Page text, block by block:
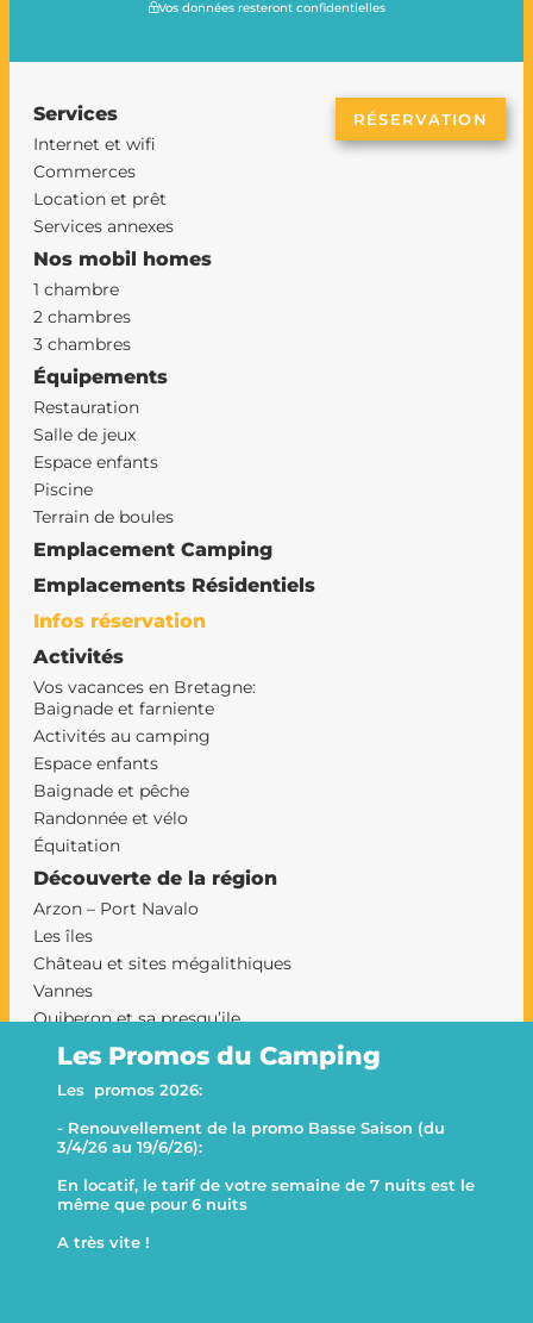
Les Promos du Camping
Les promos 2026:
- Renouvellement de la promo Basse Saison (du
3/4/26 au 19/6/26):
En locatif, le tarif de votre semaine de 7 nuits est le
même que pour 6 nuits
A très vite !
Vos données resteront confidentielles
Services
Internet et wifi
Commerces
Location et prêt
Services annexes
Nos mobil homes
1 chambre
2 chambres
3 chambres
Équipements
Restauration
Salle de jeux
Espace enfants
Piscine
Terrain de boules
Emplacement Camping
Emplacements Résidentiels
Infos réservation
Activités
Vos vacances en Bretagne:
Baignade et farniente
Activités au camping
Espace enfants
Baignade et pêche
Randonnée et vélo
Équitation
Découverte de la région
Arzon – Port Navalo
Les îles
Château et sites mégalithiques
Vannes
Quiberon et sa presqu’ile
Le Morbihan et sa presqu’ile
Camping Sarzeau
Le camping Goh Velin
RÉSERVATION
This website uses cookies
This website uses cookies to improve user experience. By
using our website you consent to all cookies in accordance with
our Cookie Policy.